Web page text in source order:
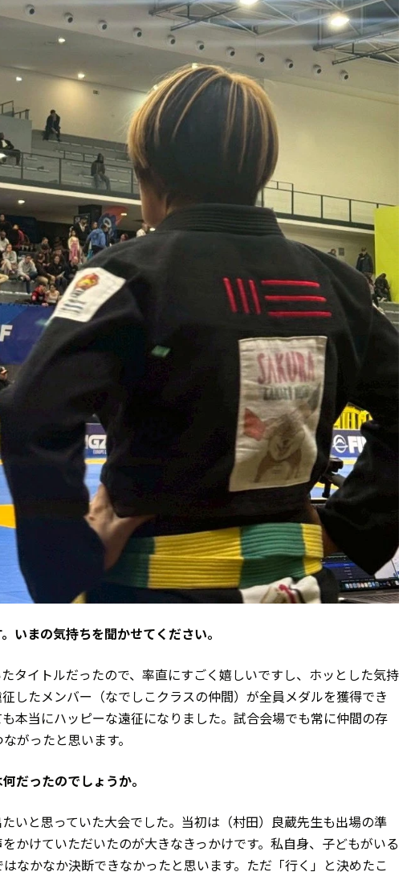
いまの気持ちを聞かせてください。
タイトルだったので、率直にすごく嬉しいですし、ホッとした気持
したメンバー（なでしこクラスの仲間）が全員メダルを獲得でき
本当にハッピーな遠征になりました。試合会場でも常に仲間の存
がったと思います。
だったのでしょうか。
いと思っていた大会でした。当初は（村田）良蔵先生も出場の準
かけていただいたのが大きなきっかけです。私自身、子どもがいる
なかなか決断できなかったと思います。ただ「行く」と決めたこ